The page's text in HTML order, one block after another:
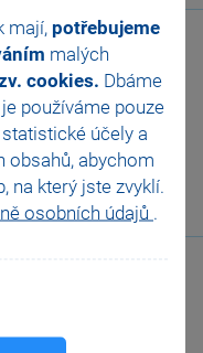
mají, potřebujeme
malých
cookies. Dbáme
používáme pouze
účely a
obsahů, abychom
na který jste zvyklí.
osobních údajů .